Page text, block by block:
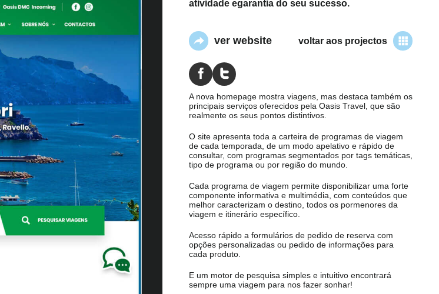
atividade egarantia do seu sucesso.
ver website voltar aos projectos
A nova homepage mostra viagens, mas destaca também os
principais serviços oferecidos pela Oasis Travel, que são
realmente os seus pontos distintivos.
O site apresenta toda a carteira de programas de viagem
de cada temporada, de um modo apelativo e rápido de
consultar, com programas segmentados por tags temáticas,
tipo de programa ou por região do mundo.
Cada programa de viagem permite disponibilizar uma forte
componente informativa e multimédia, com conteúdos que
melhor caracterizam o destino, todos os pormenores da
viagem e itinerário específico.
Acesso rápido a formulários de pedido de reserva com
opções personalizadas ou pedido de informações para
cada produto.
E um motor de pesquisa simples e intuitivo encontrará
sempre uma viagem para nos fazer sonhar!